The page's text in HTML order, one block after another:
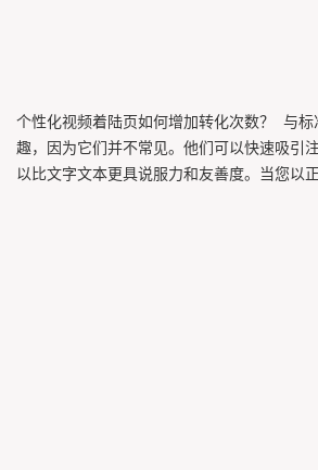
个性化视频着陆页如何增加转化次数？ 与
趣，因为它们并不常见。他们可以快速吸引
以比文字文本更具说服力和友善度。当您以